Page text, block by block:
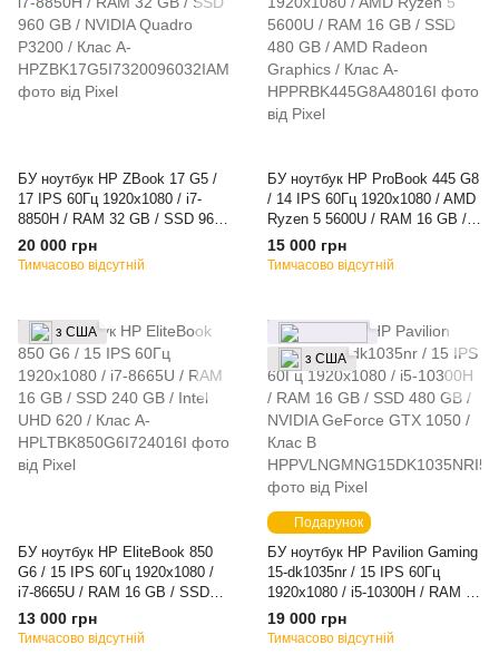
БУ ноутбук HP ZBook 17 G5 /
17 IPS 60Гц 1920x1080 / i7-
8850H / RAM 32 GB / SSD 960
GB / NVIDIA Quadro P3200 /
Клас A-
20 000 грн
Тимчасово відсутній
БУ ноутбук HP ProBook 445 G8
/ 14 IPS 60Гц 1920x1080 / AMD
Ryzen 5 5600U / RAM 16 GB /
SSD 480 GB / AMD Radeon
Graphics / Клас A-
15 000 грн
Тимчасово відсутній
з США
БУ ноутбук HP EliteBook 850
G6 / 15 IPS 60Гц 1920x1080 /
i7-8665U / RAM 16 GB / SSD
240 GB / Intel UHD 620 / Клас
A-
13 000 грн
Тимчасово відсутній
Подарунок
з США
БУ ноутбук HP Pavilion Gaming
15-dk1035nr / 15 IPS 60Гц
1920x1080 / i5-10300H / RAM 16
GB / SSD 480 GB / NVIDIA
GeForce GTX 1050 / Клас B
19 000 грн
Тимчасово відсутній